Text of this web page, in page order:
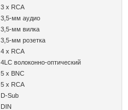
3 x RCA
3,5-мм аудио
3,5-мм вилка
3,5-мм розетка
4 x RCA
4LC волоконно-оптический
5 x BNC
5 x RCA
D-Sub
DIN